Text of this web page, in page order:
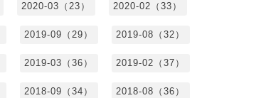
2020-03（23） 2020-02（33）
2019-09（29） 2019-08（32）
2019-03（36） 2019-02（37）
2018-09（34） 2018-08（36）